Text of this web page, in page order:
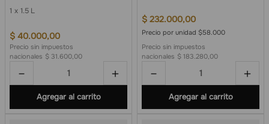
1 1.5 L
$ 40.000,00
Precio sin impuestos
nacionales $ 31.600,00
＋
－
Agregar al carrito
$ 232.000,00
Precio por unidad $58.000
Precio sin impuestos
nacionales $ 183.280,00
＋
－
Agregar al carrito